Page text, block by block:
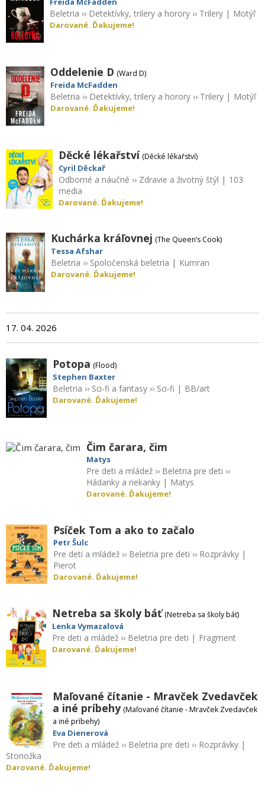
Beletria ›› Detektívky, trilery a horory ›› Trilery | Motýľ
Darované. Ďakujeme!
Oddelenie D (Ward D)
Freida McFadden
Beletria ›› Detektívky, trilery a horory ›› Trilery | Motýľ
Darované. Ďakujeme!
Děcké lékařství (Děcké lékařství)
Cyril Děckař
Odborné a náučné ›› Zdravie a životný štýl | 103
media
Darované. Ďakujeme!
Kuchárka kráľovnej (The Queen’s Cook)
Tessa Afshar
Beletria ›› Spoločenská beletria | Kumran
Darované. Ďakujeme!
17. 04. 2026
Potopa (Flood)
Stephen Baxter
Beletria ›› Sci-fi a fantasy ›› Sci-fi | BB/art
Darované. Ďakujeme!
Čim čarara, čim
Matys
Pre deti a mládež ›› Beletria pre deti ››
Hádanky a riekanky | Matys
Darované. Ďakujeme!
Psíček Tom a ako to začalo
Petr Šulc
Pre deti a mládež ›› Beletria pre deti ›› Rozprávky |
Pierot
Darované. Ďakujeme!
Netreba sa školy báť (Netreba sa školy báť)
Lenka Vymazalová
Pre deti a mládež ›› Beletria pre deti | Fragment
Darované. Ďakujeme!
Maľované čítanie - Mravček Zvedavček
a iné príbehy (Maľované čítanie - Mravček Zvedavček
a iné príbehy)
Eva Dienerová
Pre deti a mládež›› Beletria pre deti ›› Rozprávky|
Stonožka
Darované. Ďakujeme!